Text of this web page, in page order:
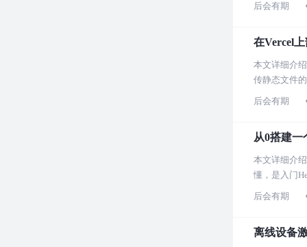
后会有期
在Vercel
本文详细介
传静态文件
后会有期
从0搭建一
本文详细介
懂，是入门
后会有期
离线设备